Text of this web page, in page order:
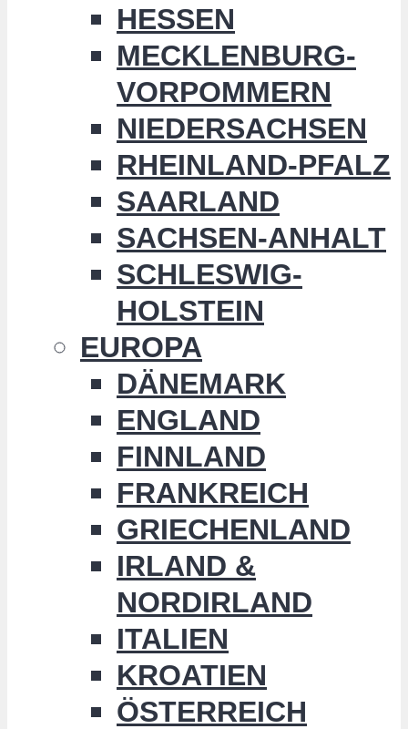
HESSEN
MECKLENBURG-
VORPOMMERN
NIEDERSACHSEN
RHEINLAND-PFALZ
SAARLAND
SACHSEN-ANHALT
SCHLESWIG-
HOLSTEIN
EUROPA
DÄNEMARK
ENGLAND
FINNLAND
FRANKREICH
GRIECHENLAND
IRLAND &
NORDIRLAND
ITALIEN
KROATIEN
ÖSTERREICH